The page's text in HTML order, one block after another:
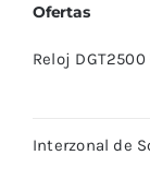
Ofertas
Reloj DGT2500
Interzonal de